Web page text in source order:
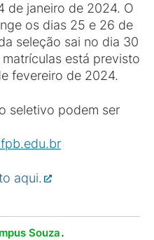
de janeiro de 2024. O
os dias 25 e 26 de
seleção sai no dia 30
está previsto
fevereiro de 2024.
seletivo podem ser
aqui.
Souza.